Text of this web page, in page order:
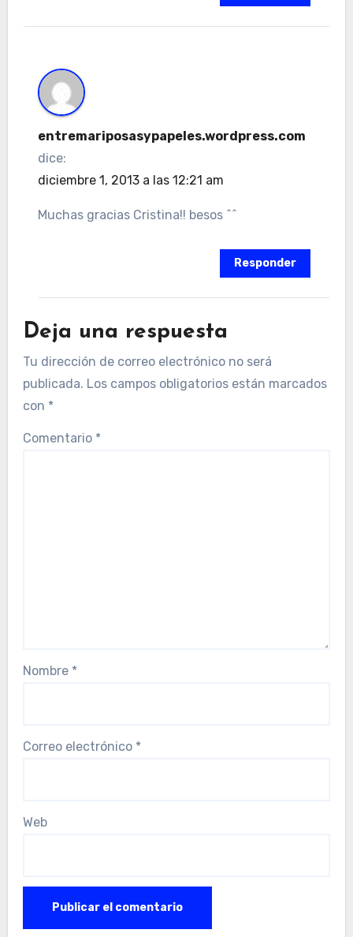
entremariposasypapeles.wordpress.com
dice:
diciembre 1, 2013 a las 12:21 am
Muchas gracias Cristina!! besos ^^
Responder
Deja una respuesta
Tu dirección de correo electrónico no será
publicada. Los campos obligatorios están marcados
con *
Comentario *
Nombre *
Correo electrónico *
Web